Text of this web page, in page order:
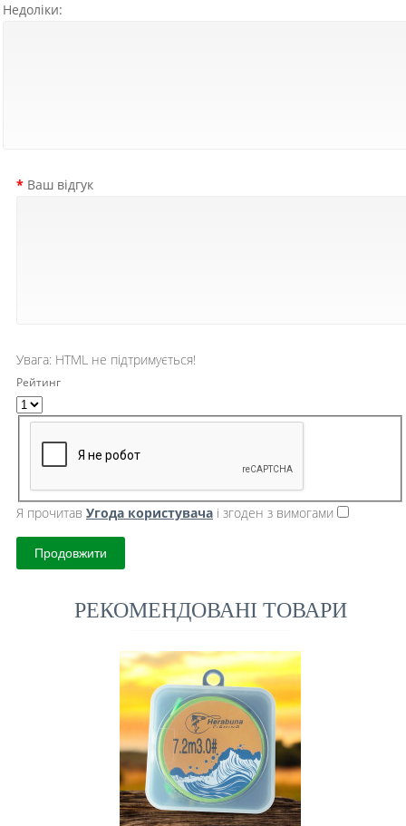
Недоліки:
Ваш відгук
Увага: HTML не підтримується!
Рейтинг
Я прочитав Угода користувача і згоден з вимогами
Продовжити
РЕКОМЕНДОВАНІ ТОВАРИ